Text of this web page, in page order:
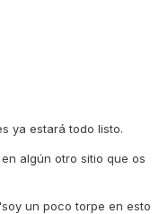
ya estará todo listo.
algún otro sitio que os
un poco torpe en esto